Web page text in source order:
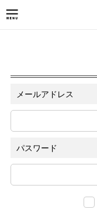
メールアドレス
パスワード